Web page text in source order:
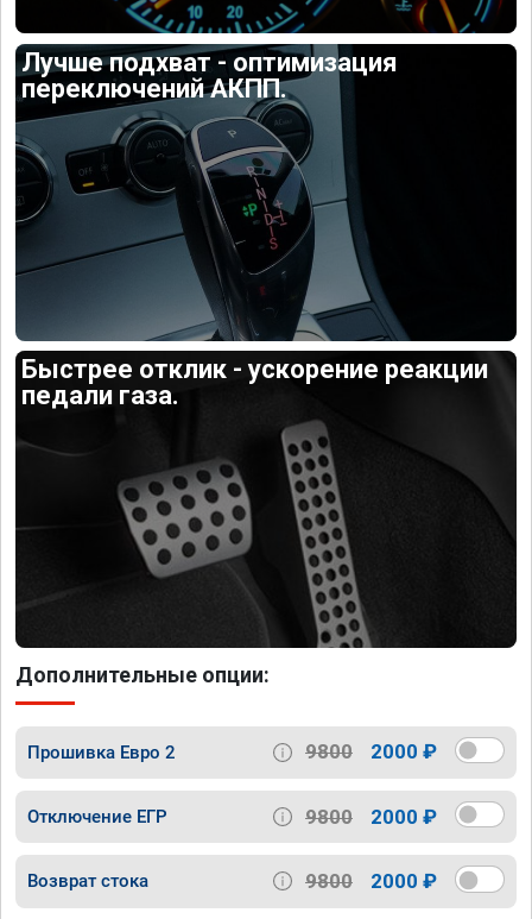
Лучше подхват - оптимизация
переключений АКПП.
Быстрее отклик - ускорение реакции
педали газа.
Дополнительные опции:
Прошивка Евро 2 9800 2000 ₽
Отключение ЕГР 9800 2000 ₽
Возврат стока 9800 2000 ₽